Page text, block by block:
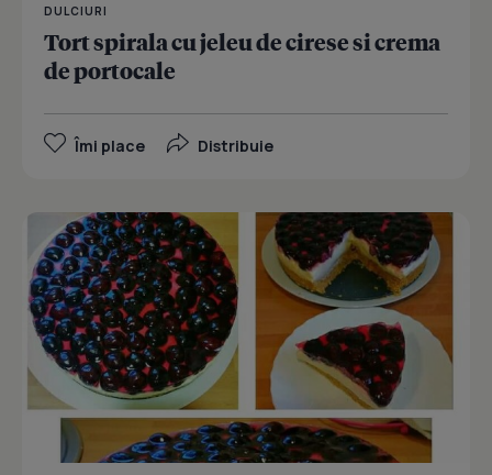
DULCIURI
Tort spirala cu jeleu de cirese si crema
de portocale
Îmi place Distribuie